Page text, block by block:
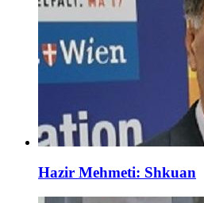
Hazir Mehmeti: Shkuan